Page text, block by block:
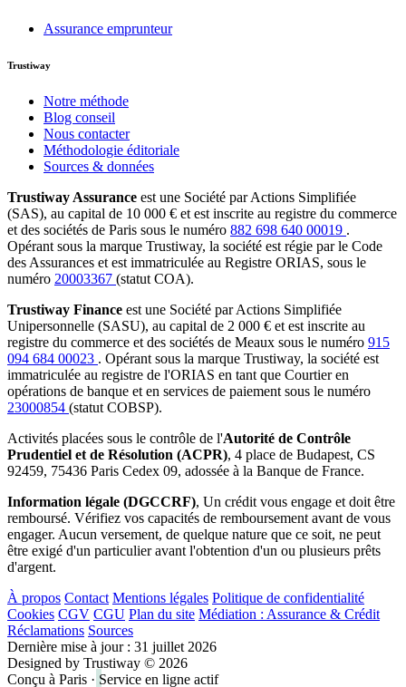
Assurance emprunteur
Trustiway
Notre méthode
Blog conseil
Nous contacter
Méthodologie éditoriale
Sources & données
Trustiway Assurance est une Société par Actions Simplifiée
(SAS), au capital de 10 000 € et est inscrite au registre du commerce
et des sociétés de Paris sous le numéro 882 698 640 00019 .
Opérant sous la marque Trustiway, la société est régie par le Code
des Assurances et est immatriculée au Registre ORIAS, sous le
numéro 20003367 (statut COA).
Trustiway Finance est une Société par Actions Simplifiée
Unipersonnelle (SASU), au capital de 2 000 € et est inscrite au
registre du commerce et des sociétés de Meaux sous le numéro 915
094 684 00023 . Opérant sous la marque Trustiway, la société est
immatriculée au registre de l'ORIAS en tant que Courtier en
opérations de banque et en services de paiement sous le numéro
23000854 (statut COBSP).
Activités placées sous le contrôle de l'Autorité de Contrôle
Prudentiel et de Résolution (ACPR), 4 place de Budapest, CS
92459, 75436 Paris Cedex 09, adossée à la Banque de France.
Information légale (DGCCRF), Un crédit vous engage et doit être
remboursé. Vérifiez vos capacités de remboursement avant de vous
engager. Aucun versement, de quelque nature que ce soit, ne peut
être exigé d'un particulier avant l'obtention d'un ou plusieurs prêts
d'argent.
À propos Contact Mentions légales Politique de confidentialité
Cookies CGV CGU Plan du site Médiation : Assurance & Crédit
Réclamations Sources
Dernière mise à jour : 31 juillet 2026
Designed by Trustiway © 2026
Conçu à Paris · Service en ligne actif